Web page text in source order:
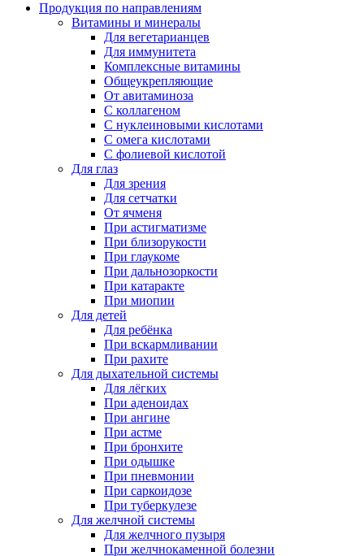
Продукция по направлениям
Витамины и минералы
Для вегетарианцев
Для иммунитета
Комплексные витамины
Общеукрепляющие
От авитаминоза
С коллагеном
С нуклеиновыми кислотами
С омега кислотами
С фолиевой кислотой
Для глаз
Для зрения
Для сетчатки
От ячменя
При астигматизме
При близорукости
При глаукоме
При дальнозоркости
При катаракте
При миопии
Для детей
Для ребёнка
При вскармливании
При рахите
Для дыхательной системы
Для лёгких
При аденоидах
При ангине
При астме
При бронхите
При одышке
При пневмонии
При саркоидозе
При туберкулезе
Для желчной системы
Для желчного пузыря
При желчнокаменной болезни